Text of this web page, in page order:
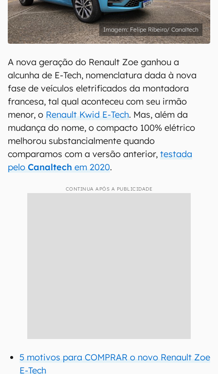
Felipe Ribeiro/ Canaltech
A nova geração do Renault Zoe ganhou a
alcunha de E-Tech, nomenclatura dada à nova
fase de veículos eletrificados da montadora
francesa, tal qual aconteceu com seu irmão
menor, o Renault Kwid E-Tech. Mas, além da
mudança do nome, o compacto 100% elétrico
melhorou substancialmente quando
comparamos com a versão anterior, testada
pelo Canaltech em 2020.
CONTINUA APÓS A PUBLICIDADE
5 motivos para COMPRAR o novo Renault Zoe
E-Tech